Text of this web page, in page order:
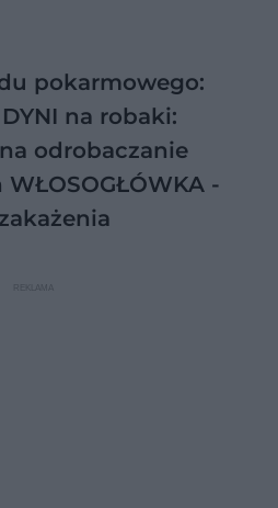
pokarmowego:
DYNI na robaki:
odrobaczanie
WŁOSOGŁÓWKA -